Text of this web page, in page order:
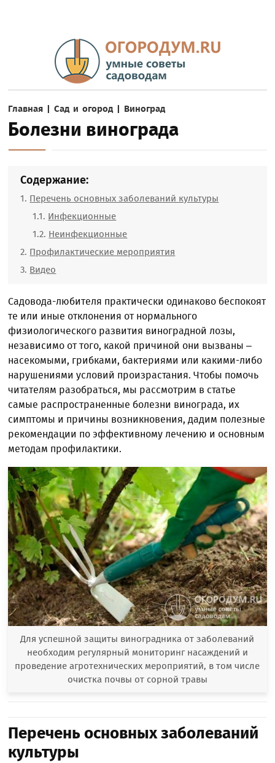
Главная |Сад и огород | Виноград
Болезни винограда
Содержание:
Перечень основных заболеваний культуры
Инфекционные
Неинфекционные
Профилактические мероприятия
Видео
Садовода-любителя практически одинаково беспокоят
те или иные отклонения от нормального
физиологического развития виноградной лозы,
независимо от того, какой причиной они вызваны –
насекомыми, грибками, бактериями или какими-либо
нарушениями условий произрастания. Чтобы помочь
читателям разобраться, мы рассмотрим в статье
самые распространенные болезни винограда, их
симптомы и причины возникновения, дадим полезные
рекомендации по эффективному лечению и основным
методам профилактики.
Для успешной защиты виноградника от заболеваний
необходим регулярный мониторинг насаждений и
проведение агротехнических мероприятий, в том числе
очистка почвы от сорной травы
Перечень основных заболеваний
культуры